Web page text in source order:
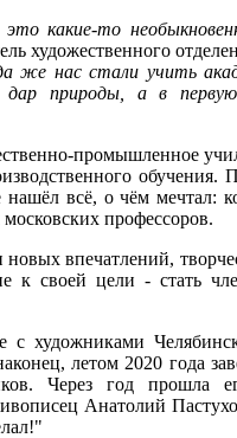
какие-то
художественного
же нас стали учить
природы, а в
промышленное
обучения.
нашёл всё, о чём мечтал:
профессоров.
впечатлений,
к своей цели - стать
с художниками
летом 2020 года
Через год прошла
Анатолий